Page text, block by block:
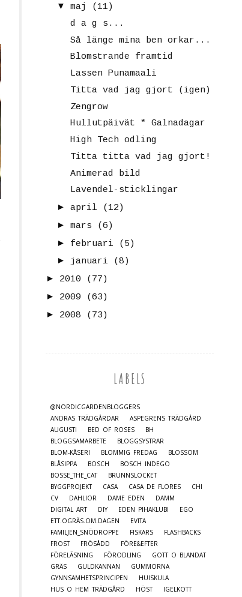
▼
maj
(11)
d a g s...
Så länge mina ben orkar...
Blomstrande framtid
Lassen Punamaali
Titta vad jag gjort (igen)
Zengrow
Hullutpäivät * Galnadagar
High Tech odling
Titta titta vad jag gjort!
Animerad bild
Lavendel-sticklingar
► april
(12)
► mars
(6)
► februari
(5)
► januari
(8)
► 2010
(77)
► 2009
(63)
► 2008 (73)
LABELS
@NORDICGARDENBLOGGERS
ANDRAS TRÄDGÅRDAR
ASPEGRENS TRÄDGÅRD
AUGUSTI
BED OF ROSES
BH
BLOGGSAMARBETE
BLOGGSYSTRAR
BLOM-KÅSERI
BLOMMIG FREDAG
BLOSSOM
BLÅSIPPA
BOSCH
BOSCH INDEGO
BOSSE_THE_CAT
BRUNNSLOCKET
BYGGPROJEKT
CASA CASA DE FLORES
CHI
CV
DAHLIOR DAME EDEN
DAMM
DIGITAL ART
DIY EDEN PIHAKLUBI
EGO
ETT.OGRÄS.OM.DAGEN
EVITA
FAMILJEN_SNÖDROPPE
FISKARS
FLASHBACKS
FROST
FRÖSÅDD
FÖRE&EFTER
FÖRELÄSNING
FÖRODLING
GOTT O BLANDAT
GRÄS
GULDKANNAN
GUMMORNA
GYNNSAMHETSPRINCIPEN
HUISKULA
HUS O HEM TRÄDGÅRD
HÖST
IGELKOTT